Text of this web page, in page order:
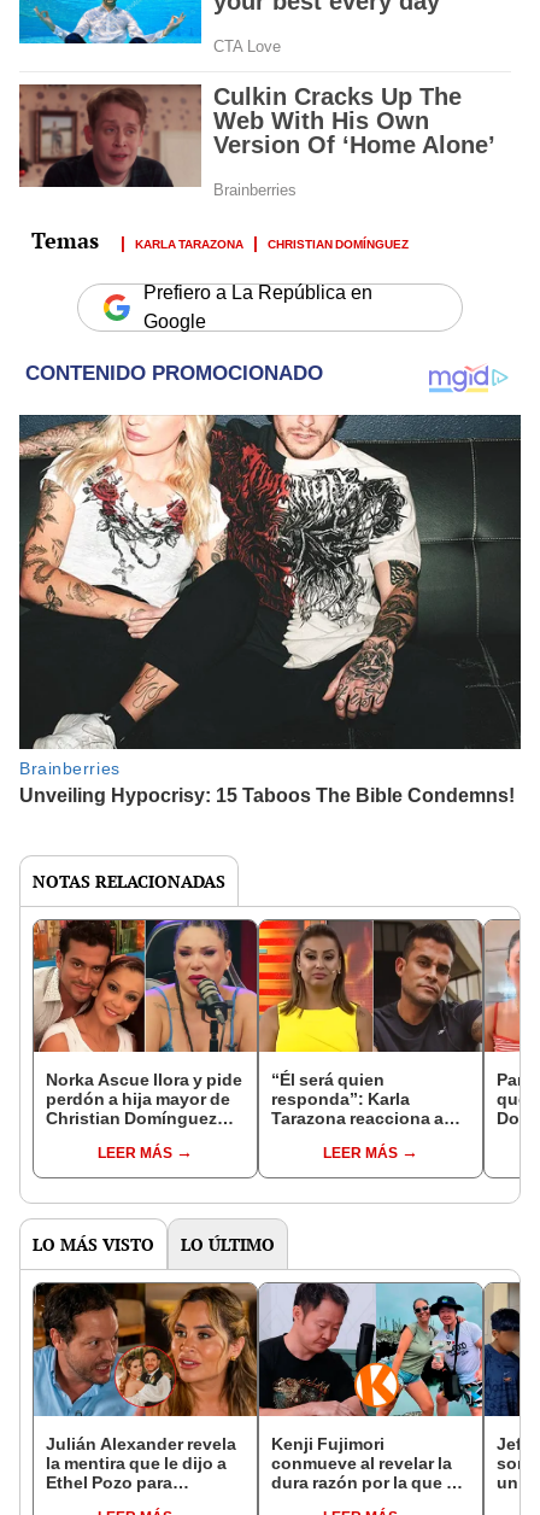
KARLA TARAZONA CHRISTIAN DOMÍNGUEZ
Prefiero a La República en
Google
NOTAS RELACIONADAS
Norka Ascue llora y pide
perdón a hija mayor de
Christian Domínguez
audios: "Ha sido la
calentura del momento"
LEER MÁS
“Él será quien
responda”: Karla
Tarazona reacciona a
Pamela Franco y
Melanie Martínez sobre
LEER MÁS
que
LO MÁS VISTO LO ÚLTIMO
Julián Alexander revela
la mentira que le dijo a
Ethel Pozo para
Kenji Fujimori
conmueve al revelar la
dura razón por la que no
un